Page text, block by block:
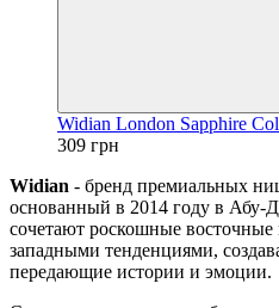
Widian London Sapphire
309 грн
Widian - бренд премиальных
основанный в 2014 году в Абу-
сочетают роскошные
западными тенденциями,
передающие истории и эмоции.